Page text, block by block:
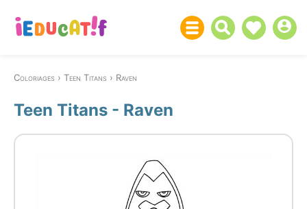
Coloriages Teen Titans Raven
Teen Titans - Raven